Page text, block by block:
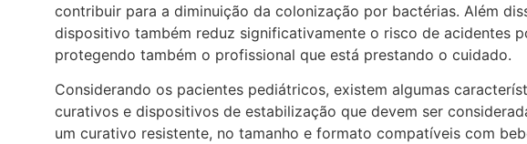
contribuir para a diminuição da colonização por bactérias. Além
dispositivo também reduz significativamente o risco de acidentes
protegendo também o profissional que está prestando o cuidado.
Considerando os pacientes pediátricos, existem algumas
curativos e dispositivos de estabilização que devem ser
um curativo resistente, no tamanho e formato compatíveis com